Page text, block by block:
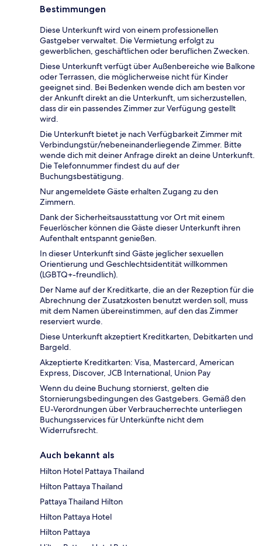
Bestimmungen
Diese Unterkunft wird von einem professionellen
Gastgeber verwaltet. Die Vermietung erfolgt zu
gewerblichen, geschäftlichen oder beruflichen Zwecken.
Diese Unterkunft verfügt über Außenbereiche wie Balkone
oder Terrassen, die möglicherweise nicht für Kinder
geeignet sind. Bei Bedenken wende dich am besten vor
der Ankunft direkt an die Unterkunft, um sicherzustellen,
dass dir ein passendes Zimmer zur Verfügung gestellt
wird.
Die Unterkunft bietet je nach Verfügbarkeit Zimmer mit
Verbindungstür/nebeneinanderliegende Zimmer. Bitte
wende dich mit deiner Anfrage direkt an deine Unterkunft.
Die Telefonnummer findest du auf der
Buchungsbestätigung.
Nur angemeldete Gäste erhalten Zugang zu den
Zimmern.
Dank der Sicherheitsausstattung vor Ort mit einem
Feuerlöscher können die Gäste dieser Unterkunft ihren
Aufenthalt entspannt genießen.
In dieser Unterkunft sind Gäste jeglicher sexuellen
Orientierung und Geschlechtsidentität willkommen
(LGBTQ+-freundlich).
Der Name auf der Kreditkarte, die an der Rezeption für die
Abrechnung der Zusatzkosten benutzt werden soll, muss
mit dem Namen übereinstimmen, auf den das Zimmer
reserviert wurde.
Diese Unterkunft akzeptiert Kreditkarten, Debitkarten und
Bargeld.
Akzeptierte Kreditkarten: Visa, Mastercard, American
Express, Discover, JCB International, Union Pay
Wenn du deine Buchung stornierst, gelten die
Stornierungsbedingungen des Gastgebers. Gemäß den
EU-Verordnungen über Verbraucherrechte unterliegen
Buchungsservices für Unterkünfte nicht dem
Widerrufsrecht.
Auch bekannt als
Hilton Hotel Pattaya Thailand
Hilton Pattaya Thailand
Pattaya Thailand Hilton
Hilton Pattaya Hotel
Hilton Pattaya